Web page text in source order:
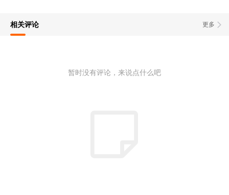
更多
相关评论
暂时没有评论，来说点什么吧